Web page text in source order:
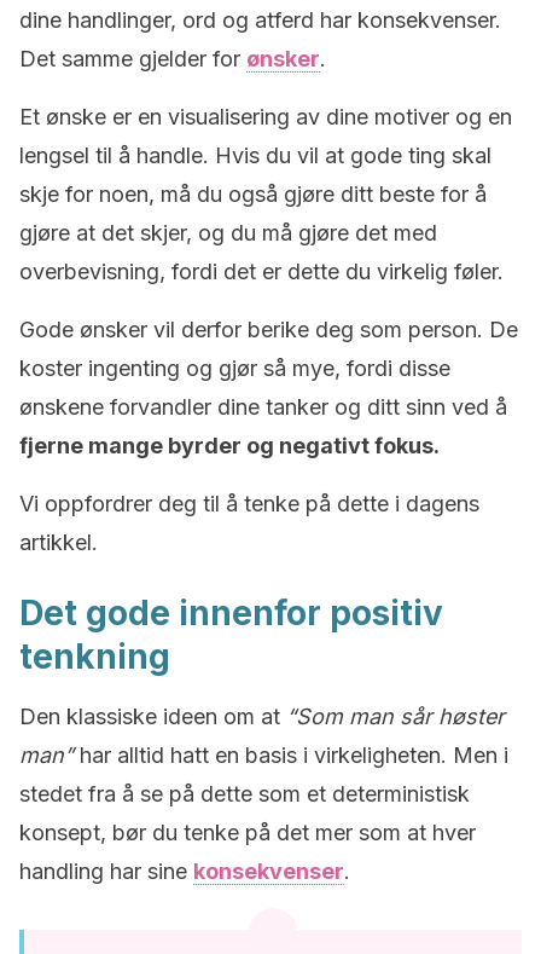
dine handlinger, ord og atferd har konsekvenser.
Det samme gjelder for ønsker.
Et ønske er en visualisering av dine motiver og en
lengsel til å handle. Hvis du vil at gode ting skal
skje for noen, må du også gjøre ditt beste for å
gjøre at det skjer, og du må gjøre det med
overbevisning, fordi det er dette du virkelig føler.
Gode ønsker vil derfor berike deg som person. De
koster ingenting og gjør så mye, fordi disse
ønskene forvandler dine tanker og ditt sinn ved å
fjerne mange byrder og negativt fokus.
Vi oppfordrer deg til å tenke på dette i dagens
artikkel.
Det gode innenfor positiv
tenkning
Den klassiske ideen om at “Som man sår høster
man”har alltid hatt en basis i virkeligheten. Men i
stedet fra å se på dette som et deterministisk
konsept, bør du tenke på det mer som at hver
handling har sine konsekvenser.